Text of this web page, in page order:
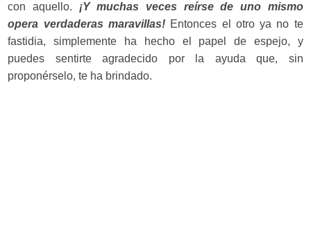
con aquello. ¡Y muchas veces reírse de uno mismo
opera verdaderas maravillas!Entonces el otro ya no te
fastidia, simplemente ha hecho el papel de espejo, y
puedes sentirte agradecido por la ayuda que, sin
proponérselo, te ha brindado.